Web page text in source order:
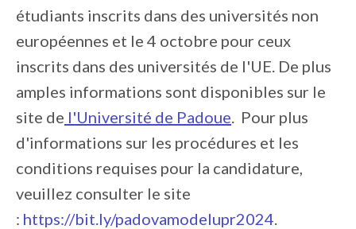
étudiants inscrits dans des universités non
européennes et le 4 octobre pour ceux
inscrits dans des universités de l'UE. De plus
amples informations sont disponibles sur le
site de l'Université de Padoue. Pour plus
d'informations sur les procédures et les
conditions requises pour la candidature,
veuillez consulter le site
: https://bit.ly/padovamodelupr2024.